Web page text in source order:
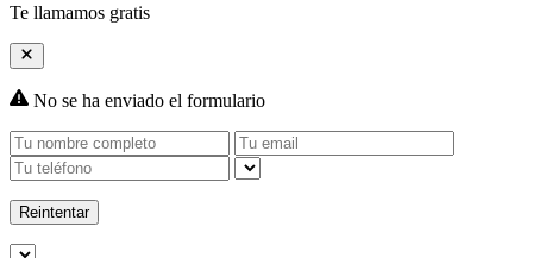
Te llamamos gratis
No se ha enviado el formulario
Reintentar